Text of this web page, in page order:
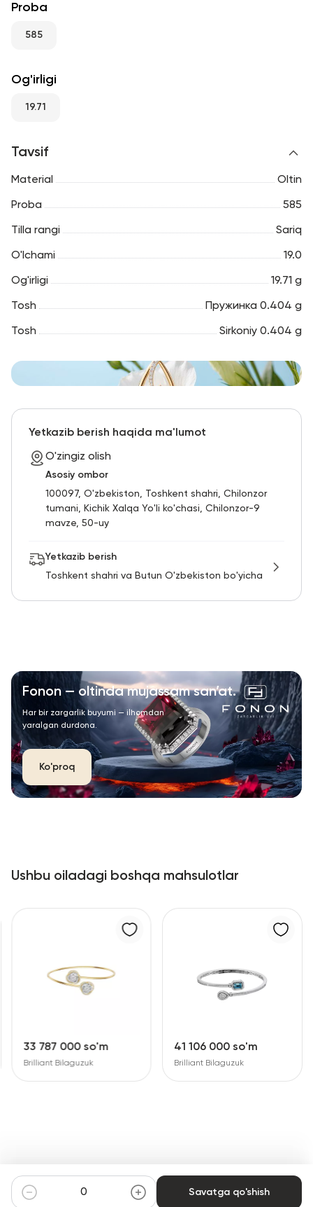
Proba
585
Og'irligi
19.71
Tavsif
Material Oltin
Proba 585
Tilla rangi Sariq
O'lchami 19.0
Og'irligi 19.71 g
Tosh Пружинка 0.404 g
Tosh Sirkoniy 0.404 g
Yetkazib berish haqida ma'lumot
O'zingiz olish
Asosiy ombor
100097, O'zbekiston, Toshkent shahri, Chilonzor
tumani, Kichik Xalqa Yo'li ko'chasi, Chilonzor-9
mavze, 50-uy
Yetkazib berish
Toshkent shahri va Butun O'zbekiston bo'yicha
Savatga qo'shish
Fonon — oltinda mujassam san’at.
Har bir zargarlik buyumi — ilhomdan
yaralgan durdona.
Ko'proq
Ushbu oiladagi boshqa mahsulotlar
33 787 000 so'm
Brilliant Bilaguzuk
41 106 000 so'm
Brilliant Bilaguzuk